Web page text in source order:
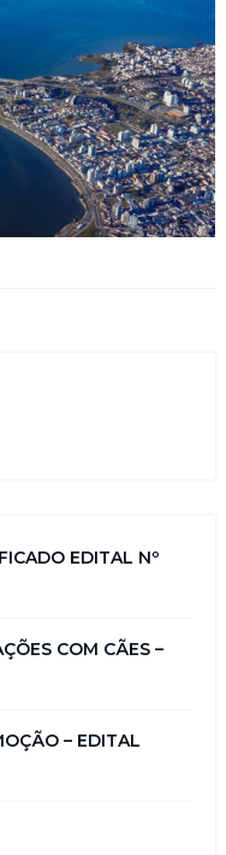
EDITAL Nº
COM CÃES –
– EDITAL